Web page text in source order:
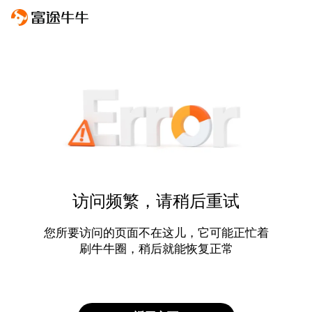
访问频繁，请稍后重试
您所要访问的页面不在这儿，它可能正忙着
刷牛牛圈，稍后就能恢复正常